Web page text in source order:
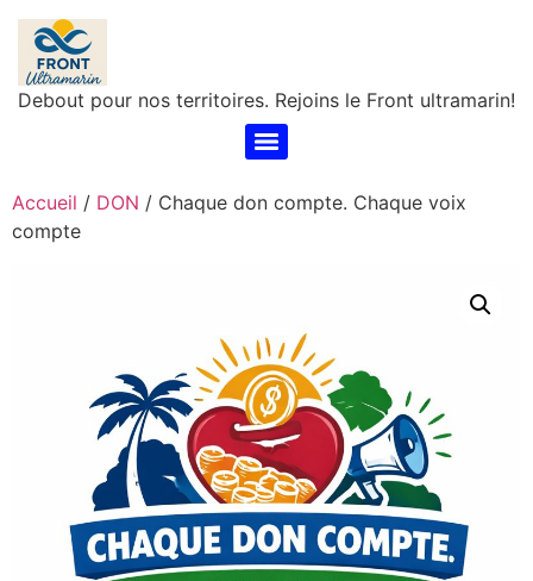
Debout pour nos territoires. Rejoins le Front ultramarin!
Accueil / DON / Chaque don compte. Chaque voix
compte